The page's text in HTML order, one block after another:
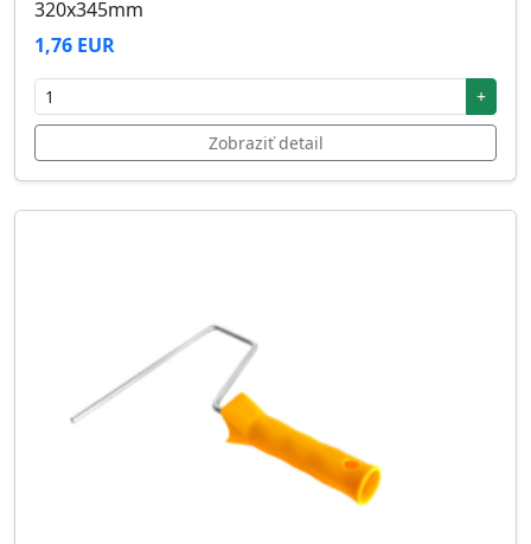
320x345mm
1,76 EUR
+
Zobraziť detail